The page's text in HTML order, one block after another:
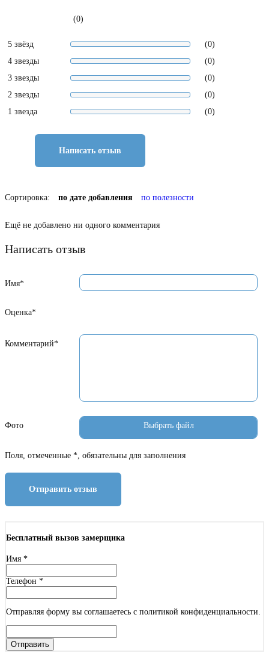
(0)
5 звёзд
(0)
4 звезды
(0)
3 звезды
(0)
2 звезды
(0)
1 звезда
(0)
Написать отзыв
Сортировка: по дате добавления по полезности
Ещё не добавлено ни одного комментария
Написать отзыв
Имя*
Оценка*
Комментарий*
Фото
Поля, отмеченные *, обязательны для заполнения
Отправить отзыв
Бесплатный вызов замерщика
Имя *
Телефон *
Отправляя форму вы соглашаетесь с политикой конфиденциальности.
Отправить